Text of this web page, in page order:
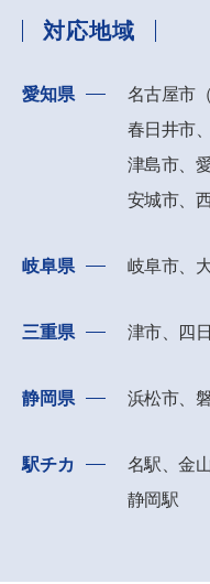
対応地域
愛知県
名古屋市
春日井市、
津島市、
安城市、
岐阜県 岐阜市、
三重県 津市、四
静岡県 浜松市、
駅チカ
名駅、金
静岡駅